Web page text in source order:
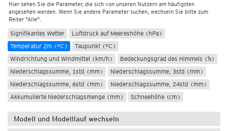
Hier sehen Sie die Parameter, die sich von unseren Nutzern am häufigsten
angesehen werden. Wenn Sie andere Parameter suchen, wechseln Sie bitte zum
Reiter "Alle".
Signifikantes Wetter
Luftdruck auf Meereshöhe (hPa)
Temperatur 2m (°C)
Taupunkt (°C)
Windrichtung und Windmittel (km/h)
Bedeckungsgrad des Himmels (%)
Niederschlagssumme, 1std (mm)
Niederschlagssumme, 3std (mm)
Niederschlagssumme, 6std (mm)
Niederschlagssumme, 24std (mm)
Akkumulierte Niederschlagsmenge (mm)
Schneehöhe (cm)
Modell und Modelllauf wechseln